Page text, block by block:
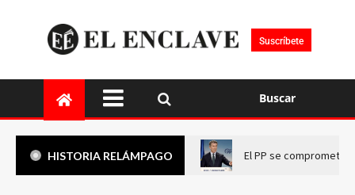
Suscríbete
Buscar
HISTORIA RELÁMPAGO El PP se compromete